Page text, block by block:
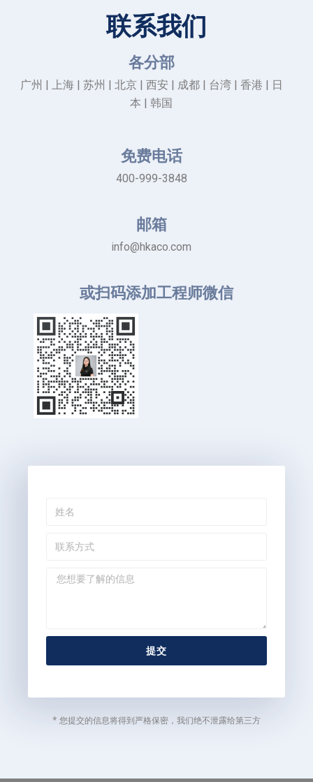
联系我们
各分部
广州 | 上海 | 苏州 | 北京 | 西安 | 成都 | 台湾 | 香港 | 日
本 | 韩国
免费电话
400-999-3848
邮箱
info@hkaco.com
或扫码添加工程师微信
提交
* 您提交的信息将得到严格保密，我们绝不泄露给第三方